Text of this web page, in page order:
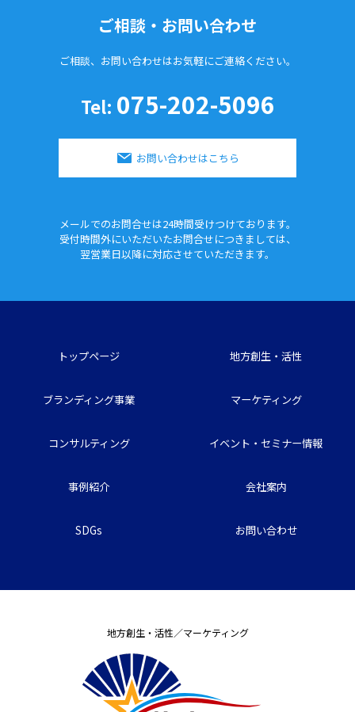
ご相談・お問い合わせ
ご相談、お問い合わせはお気軽にご連絡ください。
Tel: 075-202-5096
お問い合わせはこちら
メールでのお問合せは24時間受けつけております。
受付時間外にいただいたお問合せにつきましては、
翌営業日以降に対応させていただきます。
トップページ 地方創生・活性
ブランディング事業 マーケティング
コンサルティング イベント・セミナー情報
事例紹介 会社案内
SDGs お問い合わせ
地方創生・活性／マーケティング